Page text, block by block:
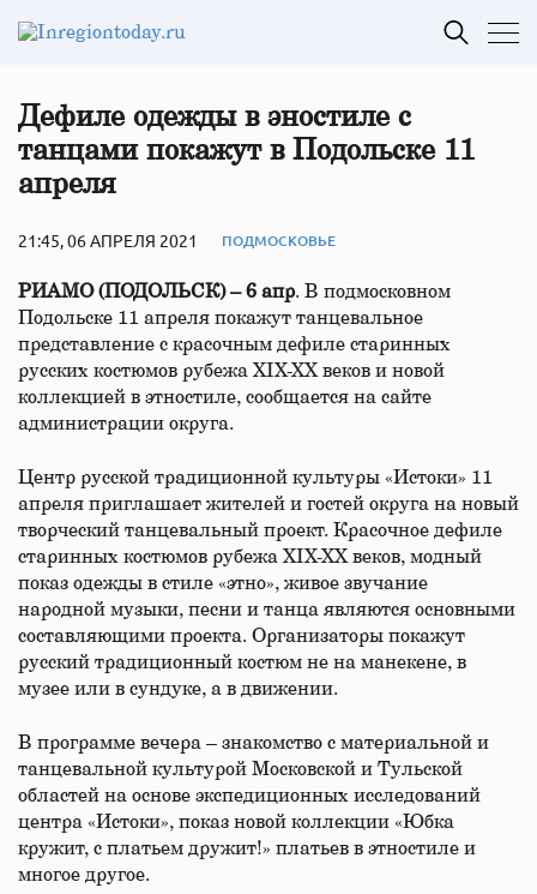
Дефиле одежды в эностиле с
танцами покажут в Подольске 11
апреля
21:45, 06 АПРЕЛЯ 2021 ПОДМОСКОВЬЕ
РИАМО (ПОДОЛЬСК) – 6 апр. В подмосковном
Подольске 11 апреля покажут танцевальное
представление с красочным дефиле старинных
русских костюмов рубежа XIX-XX веков и новой
коллекцией в этностиле, сообщается на сайте
администрации округа.
Центр русской традиционной культуры «Истоки» 11
апреля приглашает жителей и гостей округа на новый
творческий танцевальный проект. Красочное дефиле
старинных костюмов рубежа XIX-XX веков, модный
показ одежды в стиле «этно», живое звучание
народной музыки, песни и танца являются основными
составляющими проекта. Организаторы покажут
русский традиционный костюм не на манекене, в
музее или в сундуке, а в движении.
В программе вечера – знакомство с материальной и
танцевальной культурой Московской и Тульской
областей на основе экспедиционных исследований
центра «Истоки», показ новой коллекции «Юбка
кружит, с платьем дружит!» платьев в этностиле и
многое другое.